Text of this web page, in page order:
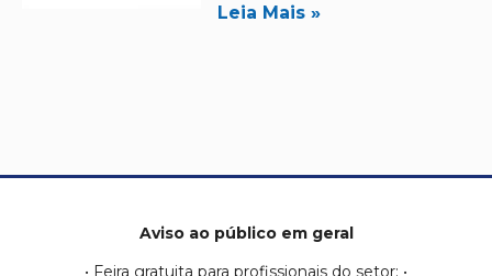
Leia Mais »
Aviso ao público em geral
• Feira gratuita para profissionais do setor; •